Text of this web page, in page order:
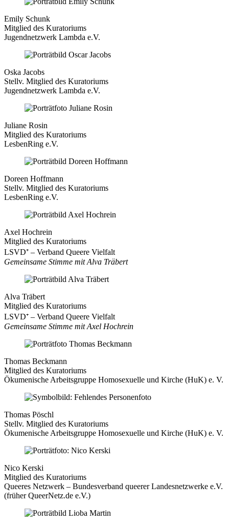
Emily Schunk
Mitglied des Kuratoriums
Jugendnetzwerk Lambda e.V.
Oska Jacobs
Stellv. Mitglied des Kuratoriums
Jugendnetzwerk Lambda e.V.
Juliane Rosin
Mitglied des Kuratoriums
LesbenRing e.V.
Doreen Hoffmann
Stellv. Mitglied des Kuratoriums
LesbenRing e.V.
Axel Hochrein
Mitglied des Kuratoriums
LSVD⁺ – Verband Queere Vielfalt
Gemeinsame Stimme mit Alva Träbert
Alva Träbert
Mitglied des Kuratoriums
LSVD⁺ – Verband Queere Vielfalt
Gemeinsame Stimme mit Axel Hochrein
Thomas Beckmann
Mitglied des Kuratoriums
Ökumenische Arbeitsgruppe Homosexuelle und Kirche (HuK) e. V.
Thomas Pöschl
Stellv. Mitglied des Kuratoriums
Ökumenische Arbeitsgruppe Homosexuelle und Kirche (HuK) e. V.
Nico Kerski
Mitglied des Kuratoriums
Queeres Netzwerk – Bundesverband queerer Landesnetzwerke e.V.
(früher QueerNetz.de e.V.)